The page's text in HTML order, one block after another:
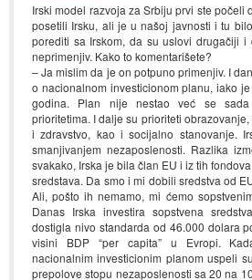
Irski model razvoja za Srbiju prvi ste počeli
posetili Irsku, ali je u našoj javnosti i tu
porediti sa Irskom, da su uslovi drugačiji
neprimenjiv. Kako to komentarišete?
– Ja mislim da je on potpuno primenjiv. I
o nacionalnom investicionom planu, iako
godina. Plan nije nestao već se sada
prioritetima. I dalje su prioriteti
i zdravstvo, kao i socijalno stanovanje.
smanjivanjem nezaposlenosti. Razlika
svakako, Irska je bila član EU i iz tih
sredstava. Da smo i mi dobili sredstva od
Ali, pošto ih nemamo, mi ćemo
Danas Irska investira sopstvena
dostigla nivo standarda od 46.000 dolara
visini BDP “per capita” u Evropi.
nacionalnim investicionim planom uspeli
prepolove stopu nezaposlenosti sa 20 na